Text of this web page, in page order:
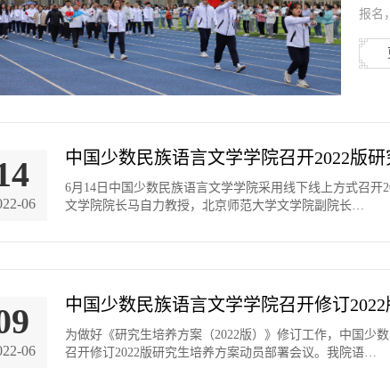
报名
06
中国少数民族语言文学学院召开2022版
6月14日中国少数民族语言文学学院采用线下线上方式召
文学院院长马自力教授，北京师范大学文学院副院长…
06
中国少数民族语言文学学院召开修订
为做好《研究生培养方案（2022版）》修订工作，中国少
召开修订2022版研究生培养方案动员部署会议。我院语…